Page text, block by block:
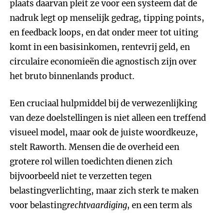
plaats daarvan pleit ze voor een systeem dat de
nadruk legt op menselijk gedrag, tipping points,
en feedback loops, en dat onder meer tot uiting
komt in een basisinkomen, rentevrij geld, en
circulaire economieën die agnostisch zijn over
het bruto binnenlands product.
Een cruciaal hulpmiddel bij de verwezenlijking
van deze doelstellingen is niet alleen een treffend
visueel model, maar ook de juiste woordkeuze,
stelt Raworth. Mensen die de overheid een
grotere rol willen toedichten dienen zich
bijvoorbeeld niet te verzetten tegen
belastingverlichting, maar zich sterk te maken
voor belastingrechtvaardiging, en een term als